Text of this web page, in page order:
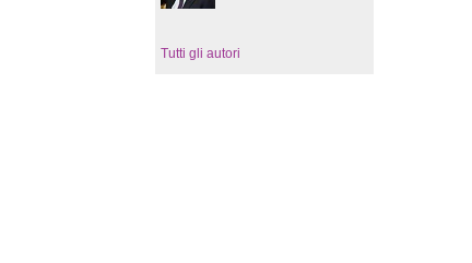
Tutti gli autori